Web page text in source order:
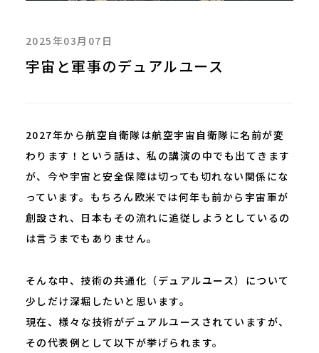
2025年03月07日
宇宙と軍事のデュアルユース
2027年から航空自衛隊は航空宇宙自衛隊に名前が変
わります！という話は、私の講演の中でも出てきます
が、今や宇宙と安全保障は切っても切れない関係にな
っています。もちろん欧米では何年も前から宇宙軍が
創設され、日本もその流れに追従しようとしているの
は言うまでもありません。
そんな中、技術の共通化（デュアルユース）について
少しだけ深堀したいと思います。
現在、様々な技術がデュアルユースされていますが、
その代表例として以下が挙げられます。